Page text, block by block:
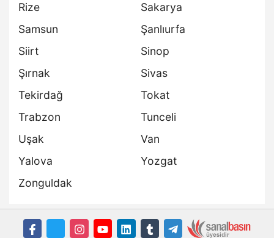
Rize
Sakarya
Samsun
Şanlıurfa
Siirt
Sinop
Şırnak
Sivas
Tekirdağ
Tokat
Trabzon
Tunceli
Uşak
Van
Yalova
Yozgat
Zonguldak